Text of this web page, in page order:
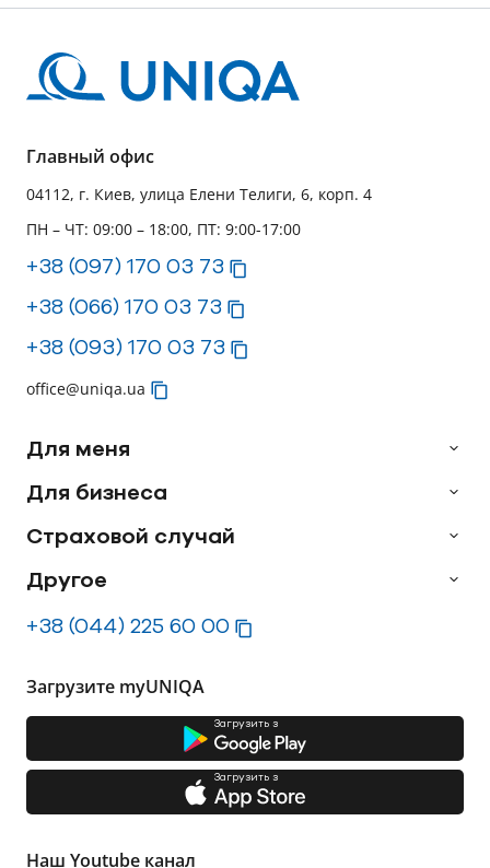
Главный офис
04112, г. Киев, улица Елени Телиги, 6, корп. 4
ПН – ЧТ: 09:00 – 18:00, ПТ: 9:00-17:00
+38 (097) 170 03 73
+38 (066) 170 03 73
+38 (093) 170 03 73
office@uniqa.ua
Для меня
Для бизнеса
Страховой случай
Другое
+38 (044) 225 60 00
Загрузите myUNIQA
Загрузить з
Загрузить з
Наш Youtube канал